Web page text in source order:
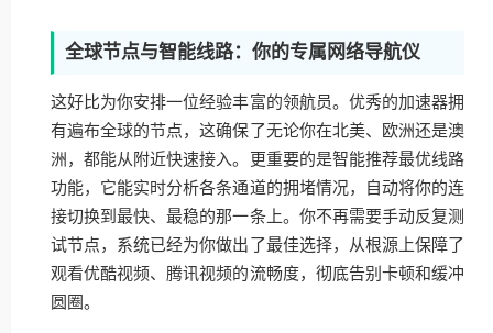
全球节点与智能线路：你的专属网络导航仪
这好比为你安排一位经验丰富的领航员。优秀的加速器拥
有遍布全球的节点，这确保了无论你在北美、欧洲还是澳
洲，都能从附近快速接入。更重要的是智能推荐最优线路
功能，它能实时分析各条通道的拥堵情况，自动将你的连
接切换到最快、最稳的那一条上。你不再需要手动反复测
试节点，系统已经为你做出了最佳选择，从根源上保障了
观看优酷视频、腾讯视频的流畅度，彻底告别卡顿和缓冲
圆圈。